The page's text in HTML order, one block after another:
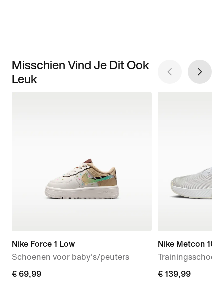
Misschien Vind Je Dit Ook
Leuk
Nike Force 1 Low
Schoenen voor baby's/peuters
€ 69,99
€ 69,99
Nike Metcon 10
€ 139,99
€ 139,99